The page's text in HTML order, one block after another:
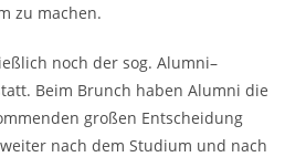
zu machen.
noch der sog. Alumni–
Beim Brunch haben Alumni die
großen Entscheidung
nach dem Studium und nach